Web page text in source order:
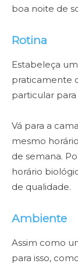
boa noite de
Rotina
Estabeleça
praticamente
particular
Vá para a
mesmo
de semana.
horário
de qualidade.
Ambiente
Assim como
para isso,